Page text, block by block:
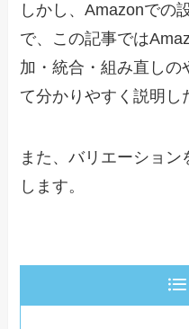
しかし、Amazonでの
で、この記事では
加・統合・組み直しの
て分かりやすく説明し
また、バリエーショ
します。